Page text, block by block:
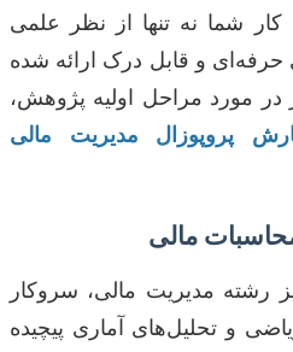
کار شما نه تنها از نظر علمی
و قابل درک ارائه شده
در مورد مراحل اولیه پژوهش،
پروپوزال مدیریت مالی
مالی
رشته مدیریت مالی، سروکار
و تحلیل‌های آماری پیچیده